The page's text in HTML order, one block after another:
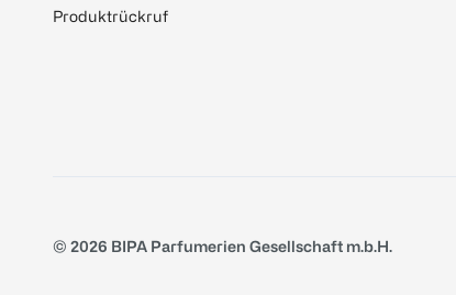
Produktrückruf
© 2026 BIPA Parfumerien Gesellschaft m.b.H.